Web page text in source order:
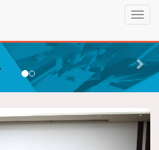
T
g
l
e
v
i
g
N
e
x
t